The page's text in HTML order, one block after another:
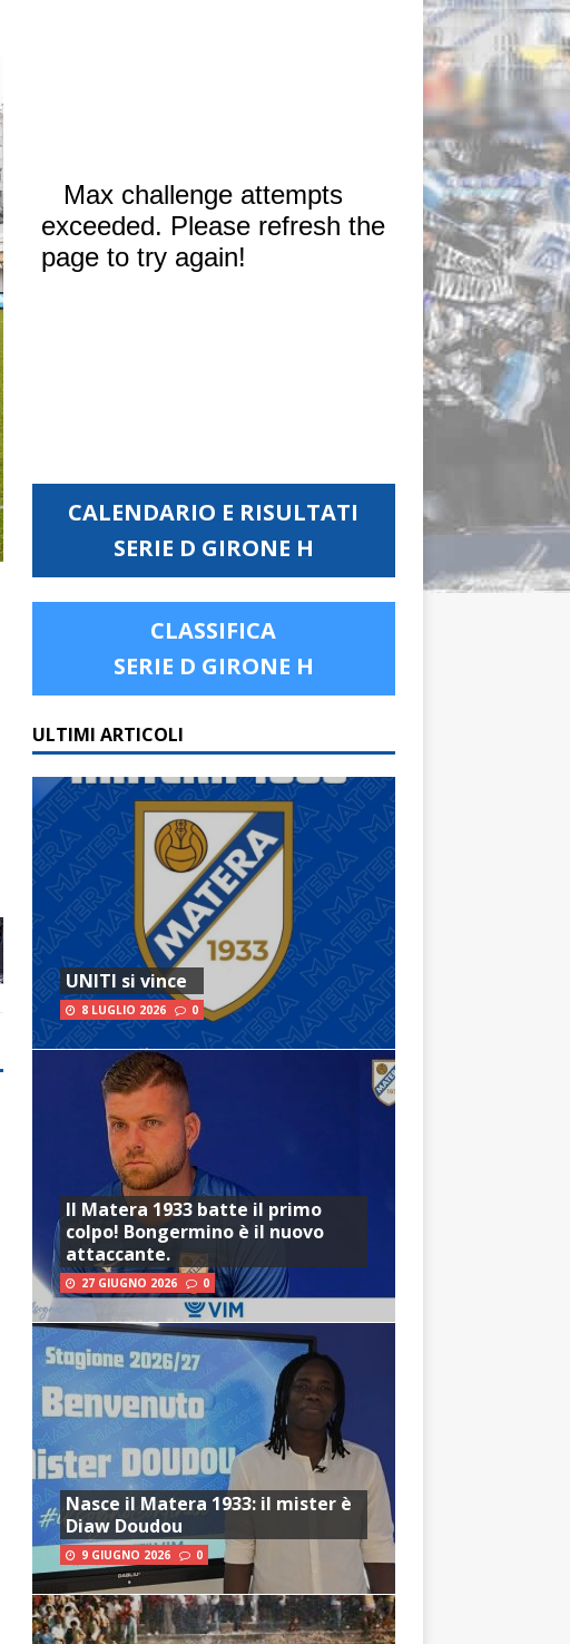
CALENDARIO E RISULTATI
SERIE D GIRONE H
CLASSIFICA
SERIE D GIRONE H
ULTIMI ARTICOLI
UNITI si vince
8 LUGLIO 2026 0
Il Matera 1933 batte il primo
colpo! Bongermino è il nuovo
attaccante.
27 GIUGNO 2026 0
Nasce il Matera 1933: il mister è
Diaw Doudou
9 GIUGNO 2026 0